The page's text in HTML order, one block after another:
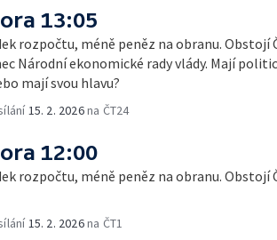
13:05
rozpočtu, méně peněz na obranu. Obstojí
Národní ekonomické rady vlády. Mají
mají svou hlavu?
15. 2. 2026na ČT24
12:00
rozpočtu, méně peněz na obranu. Obstojí
15. 2. 2026na ČT1